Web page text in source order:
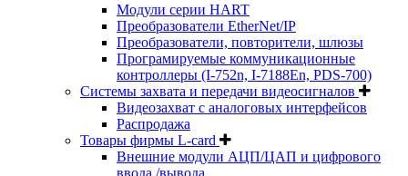
Модули серии HART
Преобразователи EtherNet/IP
Преобразователи, повторители, шлюзы
Програмируемые коммуникационные
контроллеры (I-752n, I-7188En, PDS-700)
Системы захвата и передачи видеосигналов
Видеозахват с аналоговых интерфейсов
Распродажа
Товары фирмы L-card
Внешние модули АЦП/ЦАП и цифрового
ввода /вывода